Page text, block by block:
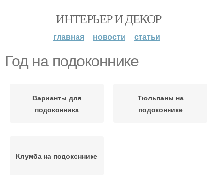
ИНТЕРЬЕР И ДЕКОР
главная новости статьи
Год на подоконнике
Варианты для
подоконника
Тюльпаны на
подоконнике
Клумба на подоконнике